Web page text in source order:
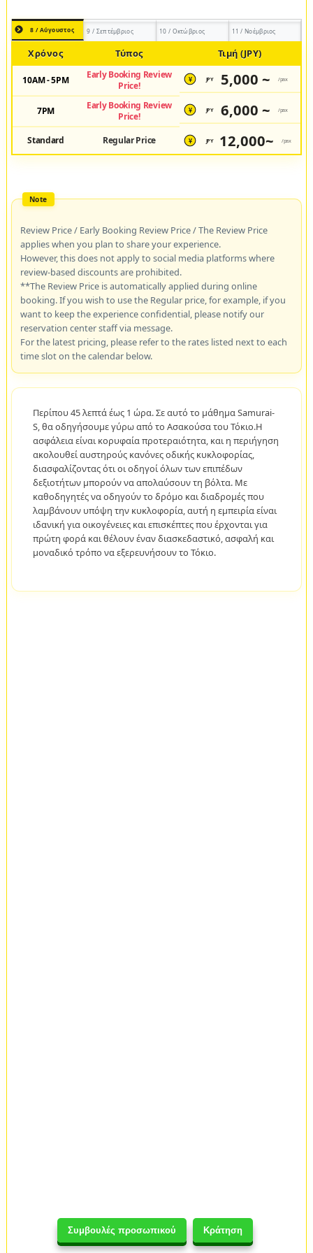
Συμβουλές προσωπικού Κράτηση
8 / Αύγουστος 9 / Σεπτέμβριος 10 / Οκτώβριος 11 / Νοέμβριος
Χρόνος Τύπος Τιμή (JPY)
10AM - 5PM
Early Booking Review
Price!
¥ JPY 5,000 ~ /pax
7PM
Early Booking Review
Price!
¥ JPY 6,000 ~ /pax
Standard Regular Price ¥ JPY 12,000~ /pax
Review Price / Early Booking Review Price / The Review Price
applies when you plan to share your experience.
However, this does not apply to social media platforms where
review-based discounts are prohibited.
**The Review Price is automatically applied during online
booking. If you wish to use the Regular price, for example, if you
want to keep the experience confidential, please notify our
reservation center staff via message.
For the latest pricing, please refer to the rates listed next to each
time slot on the calendar below.
Περίπου 45 λεπτά έως 1 ώρα. Σε αυτό το μάθημα Samurai-
S, θα οδηγήσουμε γύρω από το Ασακούσα του Τόκιο.Η
ασφάλεια είναι κορυφαία προτεραιότητα, και η περιήγηση
ακολουθεί αυστηρούς κανόνες οδικής κυκλοφορίας,
διασφαλίζοντας ότι οι οδηγοί όλων των επιπέδων
δεξιοτήτων μπορούν να απολαύσουν τη βόλτα. Με
καθοδηγητές να οδηγούν το δρόμο και διαδρομές που
λαμβάνουν υπόψη την κυκλοφορία, αυτή η εμπειρία είναι
ιδανική για οικογένειες και επισκέπτες που έρχονται για
πρώτη φορά και θέλουν έναν διασκεδαστικό, ασφαλή και
μοναδικό τρόπο να εξερευνήσουν το Τόκιο.